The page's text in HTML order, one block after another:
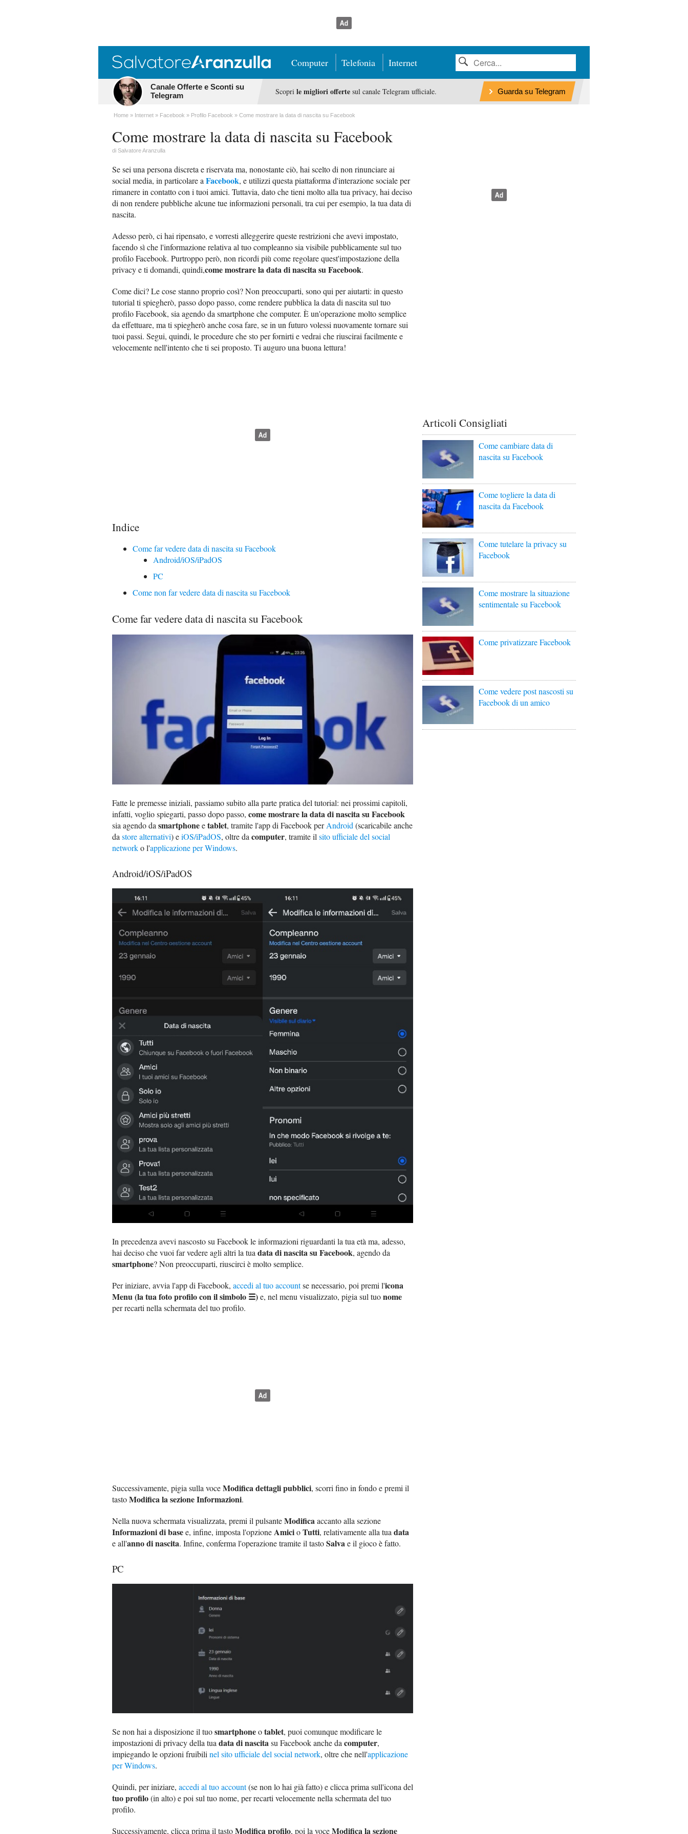
Computer Telefonia Internet
Canale Offerte e Sconti su
Telegram
Scopri le migliori offertesul canale Telegram ufficiale. Guarda su Telegram
Home Internet Facebook Profilo Facebook Come mostrare la data di nascita su Facebook
Come mostrare la data di nascita su Facebook
di Salvatore Aranzulla
Se sei una persona discreta e riservata ma, nonostante ciò, hai scelto di non rinunciare ai
social media, in particolare a Facebook, e utilizzi questa piattaforma d'interazione sociale per
rimanere in contatto con i tuoi amici. Tuttavia, dato che tieni molto alla tua privacy, hai deciso
di non rendere pubbliche alcune tue informazioni personali, tra cui per esempio, la tua data di
nascita.
Adesso però, ci hai ripensato, e vorresti alleggerire queste restrizioni che avevi impostato,
facendo sì che l'informazione relativa al tuo compleanno sia visibile pubblicamente sul tuo
profilo Facebook. Purtroppo però, non ricordi più come regolare quest'impostazione della
privacy e ti domandi, quindi,come mostrare la data di nascita su Facebook.
Come dici? Le cose stanno proprio così? Non preoccuparti, sono qui per aiutarti: in questo
tutorial ti spiegherò, passo dopo passo, come rendere pubblica la data di nascita sul tuo
profilo Facebook, sia agendo da smartphone che computer. È un'operazione molto semplice
da effettuare, ma ti spiegherò anche cosa fare, se in un futuro volessi nuovamente tornare sui
tuoi passi. Segui, quindi, le procedure che sto per fornirti e vedrai che riuscirai facilmente e
velocemente nell'intento che ti sei proposto. Ti auguro una buona lettura!
Indice
Come far vedere data di nascita su Facebook
Android/iOS/iPadOS
PC
Come non far vedere data di nascita su Facebook
Come far vedere data di nascita su Facebook
Fatte le premesse iniziali, passiamo subito alla parte pratica del tutorial: nei prossimi capitoli,
infatti, voglio spiegarti, passo dopo passo, come mostrare la data di nascita su Facebook
sia agendo da smartphoneetablet, tramite l'app di Facebook perAndroid (scaricabile anche
da store alternativi) eiOS/iPadOS, oltre da computer, tramite il sito ufficiale del social
networko l'applicazione per Windows.
Android/iOS/iPadOS
In precedenza avevi nascosto su Facebook le informazioni riguardanti la tua età ma, adesso,
hai deciso che vuoi far vedere agli altri la tua data di nascita su Facebook, agendo da
smartphone? Non preoccuparti, riuscirci è molto semplice.
Per iniziare, avvia l'app di Facebook, accedi al tuo accountse necessario, poi premi l'icona
Menu (la tua foto profilo con il simbolo ☰)e, nel menu visualizzato, pigia sul tuonome
per recarti nella schermata del tuo profilo.
Successivamente, pigia sulla voceModifica dettagli pubblici, scorri fino in fondo e premi il
tastoModifica la sezione Informazioni.
Nella nuova schermata visualizzata, premi il pulsanteModifica accanto alla sezione
Informazioni di basee, infine, imposta l'opzione AmicioTutti, relativamente alla tua data
e all'anno di nascita. Infine, conferma l'operazione tramite il tastoSalva e il gioco è fatto.
PC
Se non hai a disposizione il tuosmartphoneotablet, puoi comunque modificare le
impostazioni di privacy della tua data di nascitasu Facebook anche da computer,
impiegando le opzioni fruibili nel sito ufficiale del social network, oltre che nell'applicazione
per Windows.
Quindi, per iniziare, accedi al tuo account(se non lo hai già fatto) e clicca prima sull'icona del
tuo profilo(in alto) e poi sul tuo nome, per recarti velocemente nella schermata del tuo
profilo.
Successivamente, clicca prima il tastoModifica profilo, poi la voceModifica la sezione
Articoli Consigliati
Come cambiare data di
nascita su Facebook
Come togliere la data di
nascita da Facebook
Come tutelare la privacy su
Facebook
Come mostrare la situazione
sentimentale su Facebook
Come privatizzare Facebook
Come vedere post nascosti su
Facebook di un amico